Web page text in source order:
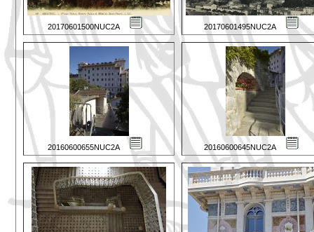
20170601500NUC2A 20170601495NUC2A
20160600655NUC2A 20160600645NUC2A